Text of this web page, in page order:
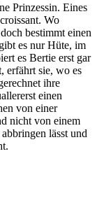
Prinzessin. Eines
Wo
bestimmt einen
es nur Hüte, im
es Bertie erst gar
erfährt sie, wo es
ihre
einen
von einer
nicht von einem
lässt und